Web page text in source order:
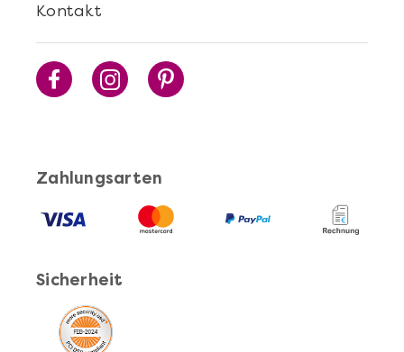
Zahlungsarten
Sicherheit
Kontakt